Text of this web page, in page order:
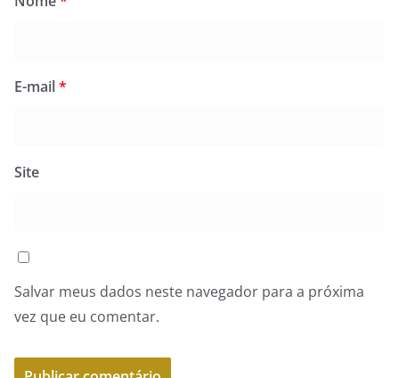
E-mail*
Site
Salvar meus dados neste navegador para a próxima
vez que eu comentar.